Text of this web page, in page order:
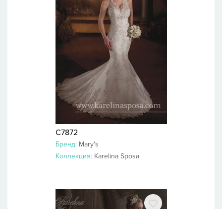
C7872
Бренд: Mary's
Коллекция: Karelina Sposa